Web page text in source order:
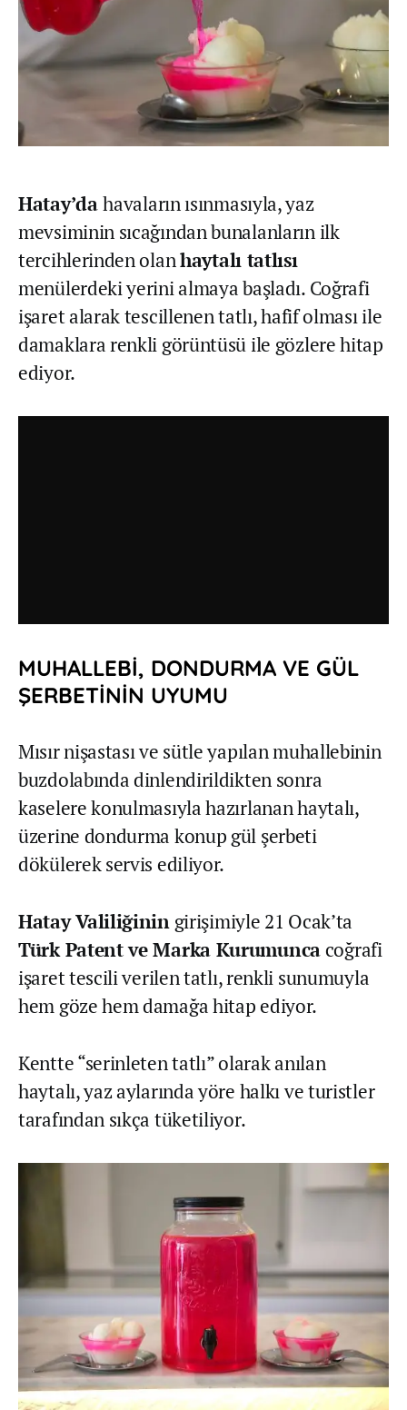
Hatay’dahavaların ısınmasıyla, yaz
mevsiminin sıcağından bunalanların ilk
tercihlerinden olanhaytalı tatlısı
menülerdeki yerini almaya başladı. Coğrafi
işaret alarak tescillenen tatlı, hafif olması ile
damaklara renkli görüntüsü ile gözlere hitap
ediyor.
MUHALLEBİ, DONDURMA VE GÜL
ŞERBETİNİN UYUMU
Mısır nişastası ve sütle yapılan muhallebinin
buzdolabında dinlendirildikten sonra
kaselere konulmasıyla hazırlanan haytalı,
üzerine dondurma konup gül şerbeti
dökülerek servis ediliyor.
Hatay Valiliğiningirişimiyle 21 Ocak’ta
Türk Patent ve Marka Kurumuncacoğrafi
işaret tescili verilen tatlı, renkli sunumuyla
hem göze hem damağa hitap ediyor.
Kentte “serinleten tatlı” olarak anılan
haytalı, yaz aylarında yöre halkı ve turistler
tarafından sıkça tüketiliyor.